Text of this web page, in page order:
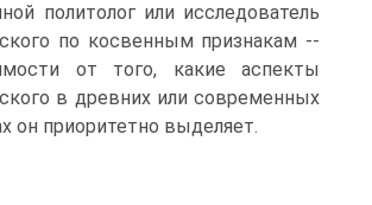
политолог или исследователь
по косвенным признакам --
от того, какие аспекты
в древних или современных
он приоритетно выделяет.